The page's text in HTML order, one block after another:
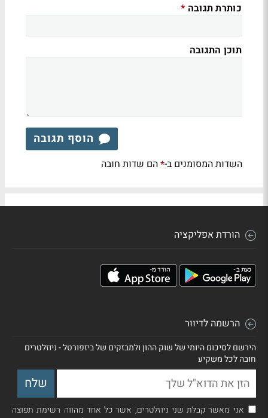
כותרת תגובה *
תוכן התגובה
הוסף תגובה
השדות המסומנים ב-*הם שדות חובה
הורדת אפליקציה
הרשמה לדיוור
הירשם לסיכום היומי של שוק ההון ולמבזקים של ביזפורטל - ניוזלטרים
חובה לכל משקיע
אני מאשר קבלת שני ניוזלטרים, אשר כל אחד מהווה רשימת תפוצה